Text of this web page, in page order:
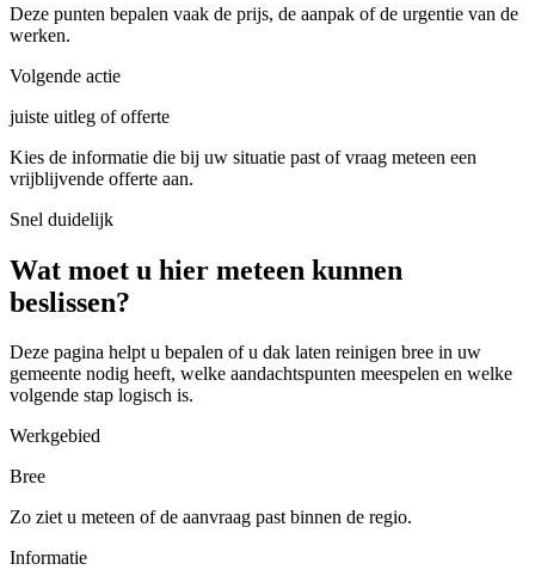
Deze punten bepalen vaak de prijs, de aanpak of de urgentie van de
werken.
Volgende actie
juiste uitleg of offerte
Kies de informatie die bij uw situatie past of vraag meteen een
vrijblijvende offerte aan.
Snel duidelijk
Wat moet u hier meteen kunnen
beslissen?
Deze pagina helpt u bepalen of u dak laten reinigen bree in uw
gemeente nodig heeft, welke aandachtspunten meespelen en welke
volgende stap logisch is.
Werkgebied
Bree
Zo ziet u meteen of de aanvraag past binnen de regio.
Informatie